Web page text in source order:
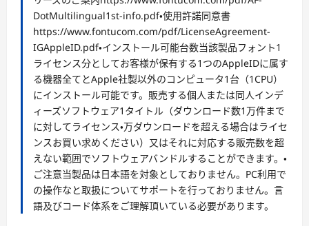
DotMultilingual1st-info.pdf・使用許諾同意書
https://www.fontucom.com/pdf/LicenseAgreement-
IGAppleID.pdf・インストール可能台数当該製品フォント1
ライセンス分としてお客様が保有する1つのAppleIDに属す
る機器全てとApple社製以外のコンピュータ1台（1CPU）
にインストール可能です。販売する個人または同人インデ
ィーズソフトウェア1タイトル（ダウンロード数1万件まで
に対してライセンス・万ダウンロードを超える場合はライセ
ンスお買い求めください）又はそれに対応する販売数を超
えない範囲でソフトウェアバンドルすることができます。・
ご注意当製品は日本語を対象としておりません。PC利用で
の操作なと取扱についてサポートを行っておりません。言
語及びコード体系をご理解頂いている必要があります。